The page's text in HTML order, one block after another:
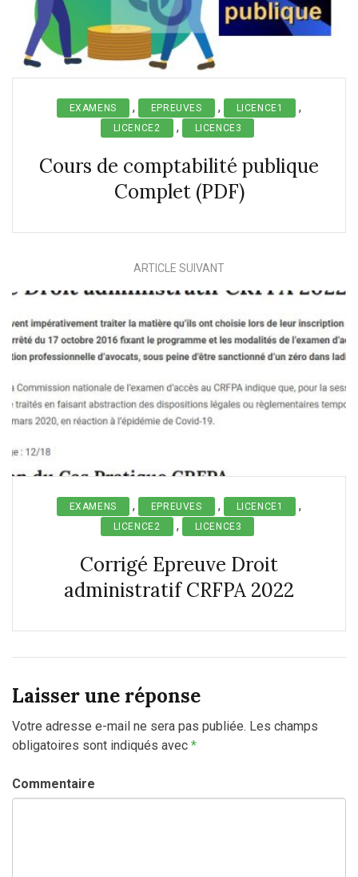
EXAMENS , EPREUVES , LICENCE1 ,
LICENCE2 , LICENCE3
Cours de comptabilité publique
Complet (PDF)
ARTICLE SUIVANT
EXAMENS , EPREUVES , LICENCE1 ,
LICENCE2 , LICENCE3
Corrigé Epreuve Droit
administratif CRFPA 2022
Laisser une réponse
Votre adresse e-mail ne sera pas publiée. Les champs
obligatoires sont indiqués avec *
Commentaire